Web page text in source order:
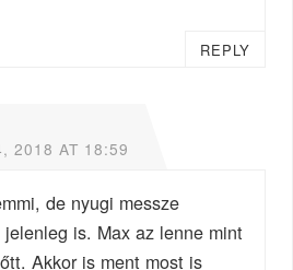
REPLY
2018 AT 18:59
de nyugi messze
is. Max az lenne mint
Akkor is ment most is